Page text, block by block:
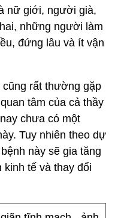
nữ giới, người già,
những người làm
đứng lâu và ít vận
rất thường gặp
tâm của cả thầy
chưa có một
Tuy nhiên theo dự
này sẽ gia tăng
tế và thay đổi